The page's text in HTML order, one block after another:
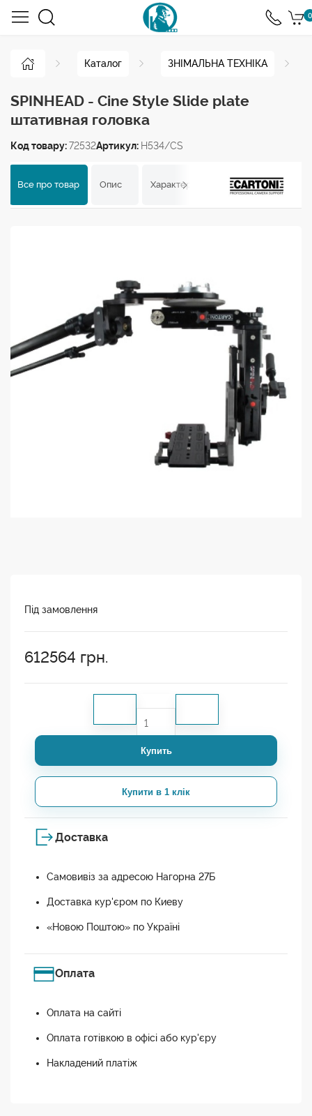
0
Каталог ЗНІМАЛЬНА ТЕХНІКА
SPINHEAD - Cine Style Slide plate
штативная головка
Код товару:72532Артикул: H534/CS
Все про товар Опис Характеристики Відгуки
Під замовлення
612564 грн.
Купить
Купити в 1 клік
Доставка
Самовивіз за адресою Нагорна 27Б
Доставка кур'єром по Киеву
«Новою Поштою» по Україні
Оплата
Оплата на сайті
Оплата готівкою в офісі або кур'єру
Накладений платіж